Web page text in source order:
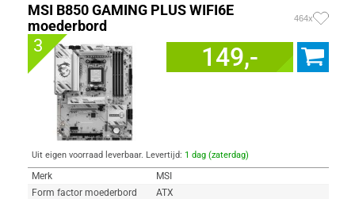
MSI B850 GAMING PLUS WIFI6E
moederbord
464x
3 149,-
Uit eigen voorraad leverbaar. Levertijd: 1 dag (zaterdag)
Merk
MSI
Form factor moederbord
ATX